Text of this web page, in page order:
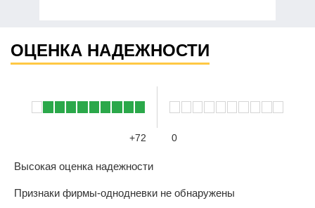
ОЦЕНКА НАДЕЖНОСТИ
+72 0
Высокая оценка надежности
Признаки фирмы-однодневки не обнаружены